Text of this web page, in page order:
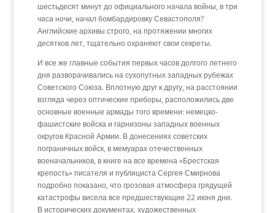
шестьдесят минут до официального начала войны, в три
часа ночи, начал бомбардировку Севастополя?
Английские архивы строго, на протяжении многих
десятков лет, тщательно охраняют свои секреты.
И все же главные события первых часов долгого летнего
дня разворачивались на сухопутных западных рубежах
Советского Союза. Вплотную друг к другу, на расстоянии
взгляда через оптические приборы, расположились две
основные военные армады того времени: немецко-
фашистские войска и гарнизоны западных военных
округов Красной Армии. В донесениях советских
пограничных войск, в мемуарах отечественных
военачальников, в книге на все времена «Брестская
крепость» писателя и публициста Сергея Смирнова
подробно показано, что грозовая атмосфера грядущей
катастрофы висела все предшествующие 22 июня дни.
В исторических документах, художественных